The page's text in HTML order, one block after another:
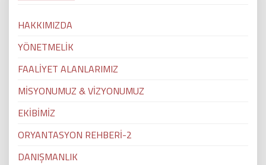
HAKKIMIZDA
YÖNETMELİK
FAALİYET ALANLARIMIZ
MİSYONUMUZ & VİZYONUMUZ
EKİBİMİZ
ORYANTASYON REHBERİ-2
DANIŞMANLIK